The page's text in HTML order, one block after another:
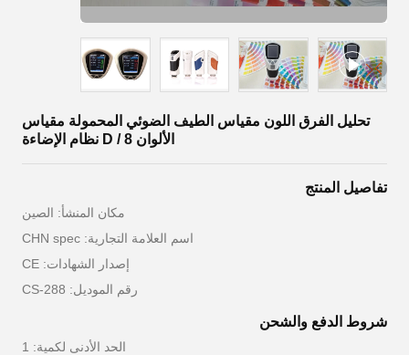
تحليل الفرق اللون مقياس الطيف الضوئي المحمولة مقياس
الألوان D / 8 نظام الإضاءة
تفاصيل المنتج
مكان المنشأ: الصين
اسم العلامة التجارية: CHN spec
إصدار الشهادات: CE
رقم الموديل: CS-288
شروط الدفع والشحن
الحد الأدنى لكمية: 1